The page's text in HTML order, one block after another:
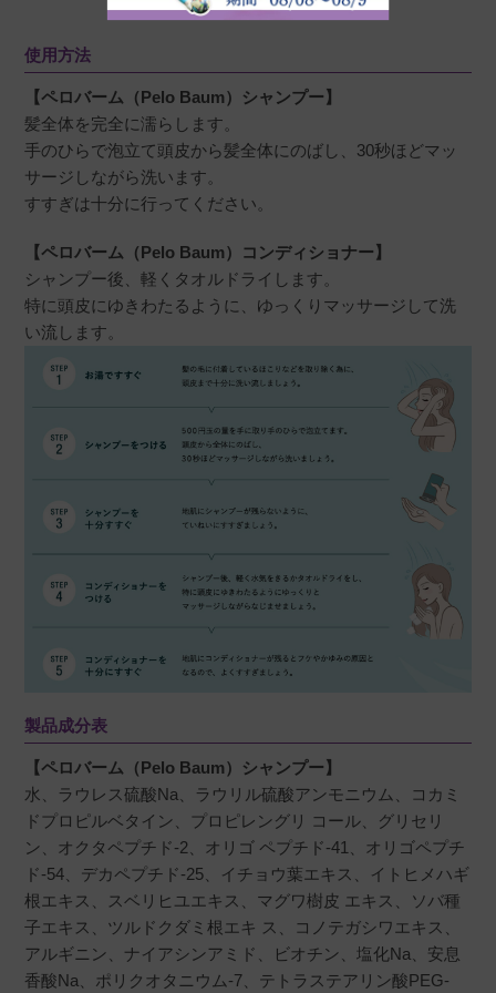
こちらのシャンプーとコンディショナーは、め
う使い始めたら手放せません。洗い心地もよい
ですし、洗い上がりの髪の毛のちゅるるんとし
た手触りが最高です！シャンプーだけの定期購
使用方法
【ペロバーム（Pelo Baum）シャンプー】
髪全体を完全に濡らします。
手のひらで泡立て頭皮から髪全体にのばし、30秒ほどマッ
サージしながら洗います。
すすぎは十分に行ってください。
【ペロバーム（Pelo Baum）コンディショナー】
シャンプー後、軽くタオルドライします。
特に頭皮にゆきわたるように、ゆっくりマッサージして洗
い流します。
製品成分表
【ペロバーム（Pelo Baum）シャンプー】
水、ラウレス硫酸Na、ラウリル硫酸アンモニウム、コカミ
ドプロピルベタイン、プロピレングリ コール、グリセリ
ン、オクタペプチド-2、オリゴ ペプチド-41、オリゴペプチ
ド-54、デカペプチド-25、イチョウ葉エキス、イトヒメハギ
根エキス、スベリヒユエキス、マグワ樹皮 エキス、ソバ種
子エキス、ツルドクダミ根エキ ス、コノテガシワエキス、
アルギニン、ナイアシンアミド、ビオチン、塩化Na、安息
香酸Na、ポリクオタニウム-7、テトラステアリン酸PEG-